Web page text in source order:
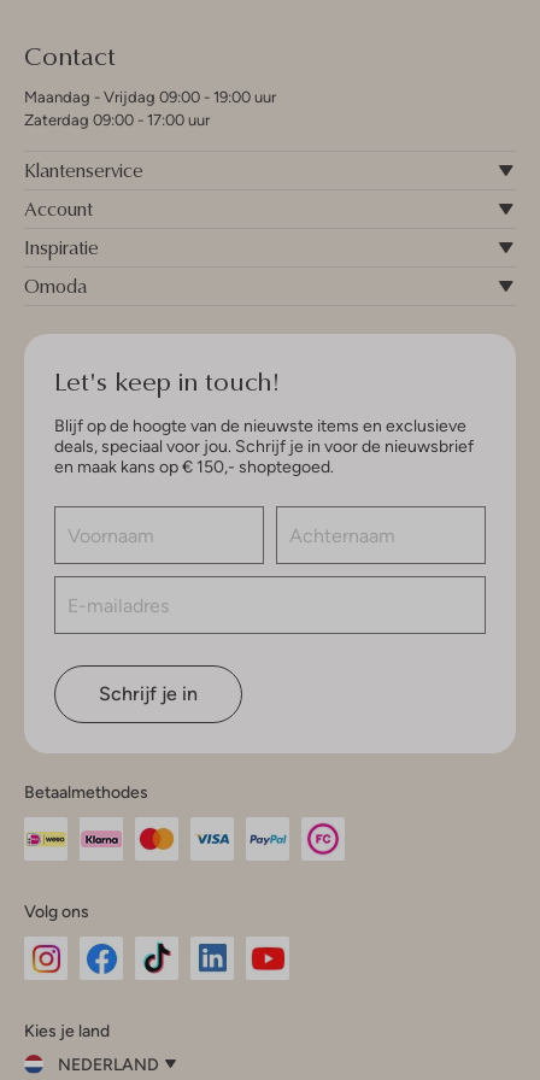
Contact
Maandag - Vrijdag 09:00 - 19:00 uur
Zaterdag 09:00 - 17:00 uur
Klantenservice
Account
Inspiratie
Omoda
Let's keep in touch!
Blijf op de hoogte van de nieuwste items en exclusieve
deals, speciaal voor jou. Schrijf je in voor de nieuwsbrief
en maak kans op € 150,- shoptegoed.
Schrijf je in
Betaalmethodes
Volg ons
InstagramFacebook
Kies je land
NEDERLAND